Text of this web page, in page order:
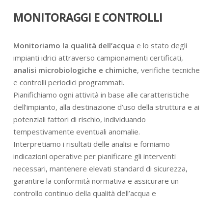
MONITORAGGI E CONTROLLI
Monitoriamo la qualità dell’acqua e lo stato degli
impianti idrici attraverso campionamenti certificati,
analisi microbiologiche e chimiche, verifiche tecniche
e controlli periodici programmati.
Pianifichiamo ogni attività in base alle caratteristiche
dell’impianto, alla destinazione d’uso della struttura e ai
potenziali fattori di rischio, individuando
tempestivamente eventuali anomalie.
Interpretiamo i risultati delle analisi e forniamo
indicazioni operative per pianificare gli interventi
necessari, mantenere elevati standard di sicurezza,
garantire la conformità normativa e assicurare un
controllo continuo della qualità dell’acqua e